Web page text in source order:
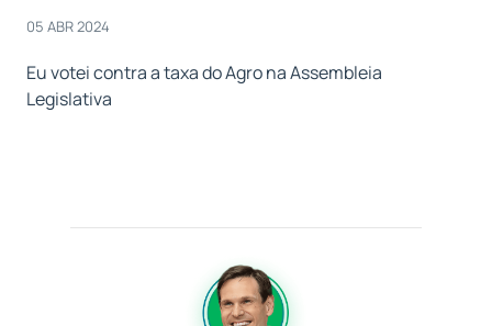
05 ABR 2024
Eu votei contra a taxa do Agro na Assembleia
Legislativa